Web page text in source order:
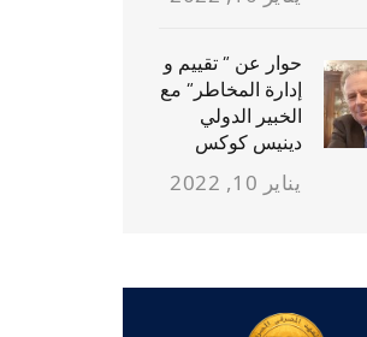
حوار عن ” تقييم و
إدارة المخاطر” مع
الخبير الدولي
دينيس كوكس
يناير 10, 2022